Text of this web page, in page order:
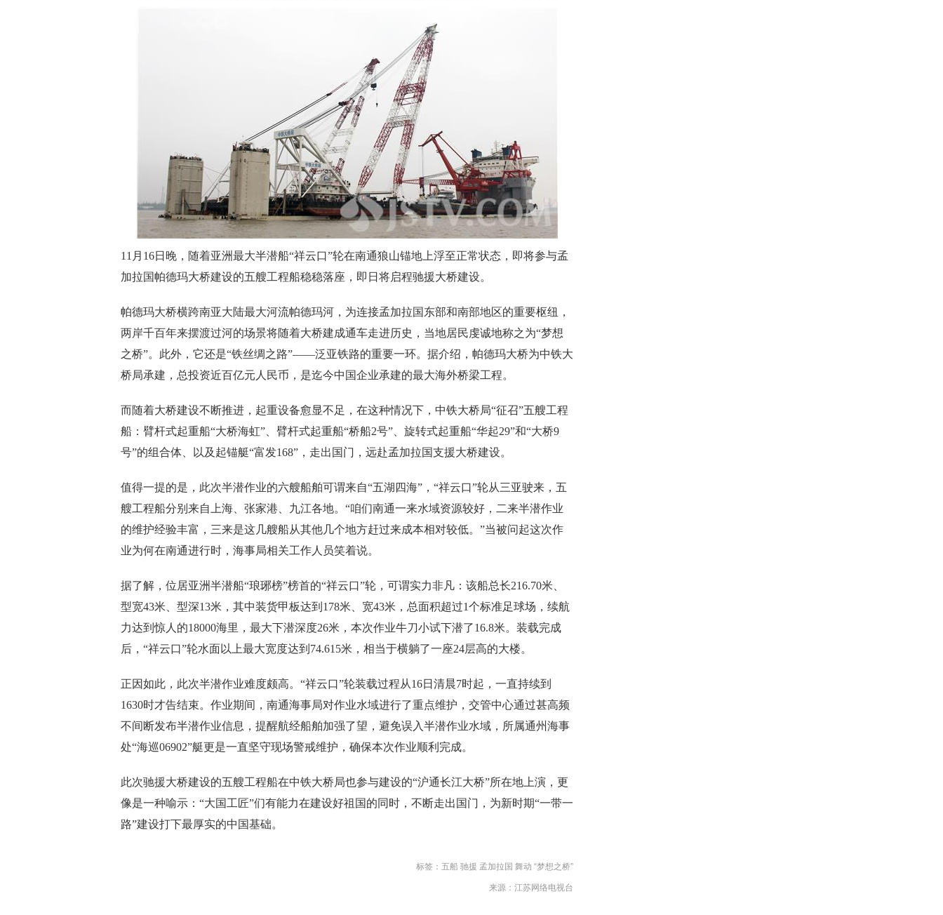
11月16日晚，随着亚洲最大半潜船“祥云口”轮在南通狼山锚地上浮至正常状态，即将参与孟
加拉国帕德玛大桥建设的五艘工程船稳稳落座，即日将启程驰援大桥建设。
帕德玛大桥横跨南亚大陆最大河流帕德玛河，为连接孟加拉国东部和南部地区的重要枢纽，
两岸千百年来摆渡过河的场景将随着大桥建成通车走进历史，当地居民虔诚地称之为“梦想
之桥”。此外，它还是“铁丝绸之路”——泛亚铁路的重要一环。据介绍，帕德玛大桥为中铁大
桥局承建，总投资近百亿元人民币，是迄今中国企业承建的最大海外桥梁工程。
而随着大桥建设不断推进，起重设备愈显不足，在这种情况下，中铁大桥局“征召”五艘工程
船：臂杆式起重船“大桥海虹”、臂杆式起重船“桥船2号”、旋转式起重船“华起29”和“大桥9
号”的组合体、以及起锚艇“富发168”，走出国门，远赴孟加拉国支援大桥建设。
值得一提的是，此次半潜作业的六艘船舶可谓来自“五湖四海”，“祥云口”轮从三亚驶来，五
艘工程船分别来自上海、张家港、九江各地。“咱们南通一来水域资源较好，二来半潜作业
的维护经验丰富，三来是这几艘船从其他几个地方赶过来成本相对较低。”当被问起这次作
业为何在南通进行时，海事局相关工作人员笑着说。
据了解，位居亚洲半潜船“琅琊榜”榜首的“祥云口”轮，可谓实力非凡：该船总长216.70米、
型宽43米、型深13米，其中装货甲板达到178米、宽43米，总面积超过1个标准足球场，续航
力达到惊人的18000海里，最大下潜深度26米，本次作业牛刀小试下潜了16.8米。装载完成
后，“祥云口”轮水面以上最大宽度达到74.615米，相当于横躺了一座24层高的大楼。
正因如此，此次半潜作业难度颇高。“祥云口”轮装载过程从16日清晨7时起，一直持续到
1630时才告结束。作业期间，南通海事局对作业水域进行了重点维护，交管中心通过甚高频
不间断发布半潜作业信息，提醒航经船舶加强了望，避免误入半潜作业水域，所属通州海事
处“海巡06902”艇更是一直坚守现场警戒维护，确保本次作业顺利完成。
此次驰援大桥建设的五艘工程船在中铁大桥局也参与建设的“沪通长江大桥”所在地上演，更
像是一种喻示：“大国工匠”们有能力在建设好祖国的同时，不断走出国门，为新时期“一带一
路”建设打下最厚实的中国基础。
标签： 五船 驰援 孟加拉国 舞动 “梦想之桥”
来源：江苏网络电视台